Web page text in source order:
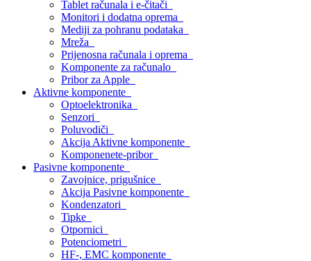
Tablet računala i e-čitači
Monitori i dodatna oprema
Mediji za pohranu podataka
Mreža
Prijenosna računala i oprema
Komponente za računalo
Pribor za Apple
Aktivne komponente
Optoelektronika
Senzori
Poluvodiči
Akcija Aktivne komponente
Komponenete-pribor
Pasivne komponente
Zavojnice, prigušnice
Akcija Pasivne komponente
Kondenzatori
Tipke
Otpornici
Potenciometri
HF-, EMC komponente